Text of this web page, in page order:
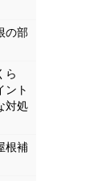
の部
ら
ント
対処
根補